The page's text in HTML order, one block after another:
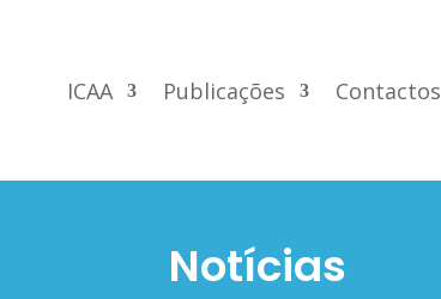
ICAA Publicações Contactos
Notícias